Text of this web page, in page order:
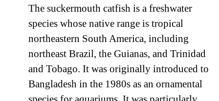
The suckermouth catfish is a freshwater
species whose native range is tropical
northeastern South America, including
northeast Brazil, the Guianas, and Trinidad
and Tobago. It was originally introduced to
Bangladesh in the 1980s as an ornamental